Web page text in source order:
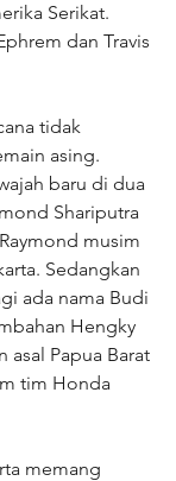
Serikat.
dan Travis
tidak
asing.
baru di dua
Shariputra
musim
Sedangkan
ada nama Budi
Hengky
asal Papua Barat
tim Honda
memang